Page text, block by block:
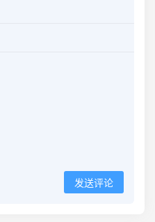
发送评论